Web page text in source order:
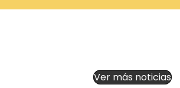
Ver más noticias